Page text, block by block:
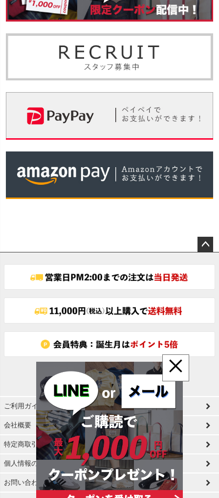
×
へ
ご利用ガイド
会社概要
特定商取引法に基づく表示
個人情報の取扱
お問い合わせ